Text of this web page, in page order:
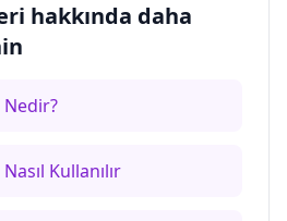
hakkında daha
Kullanılır